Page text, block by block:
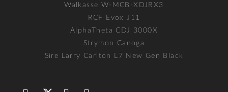
Walkasse W-MCB-XDJRX3
RCF Evox J11
AlphaTheta CDJ 3000X
Strymon Canoga
Sire Larry Carlton L7 New Gen Black